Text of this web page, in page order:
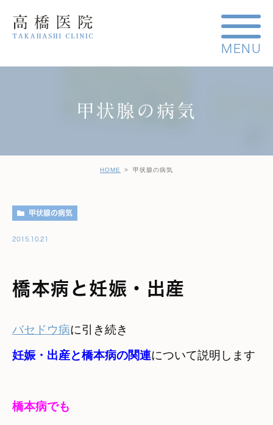
甲状腺の病気
HOME 甲状腺の病気
甲状腺の病気
2015.10.21
橋本病と妊娠・出産
バセドウ病
妊娠・出産と橋本病の関連について説明します
橋本病でも